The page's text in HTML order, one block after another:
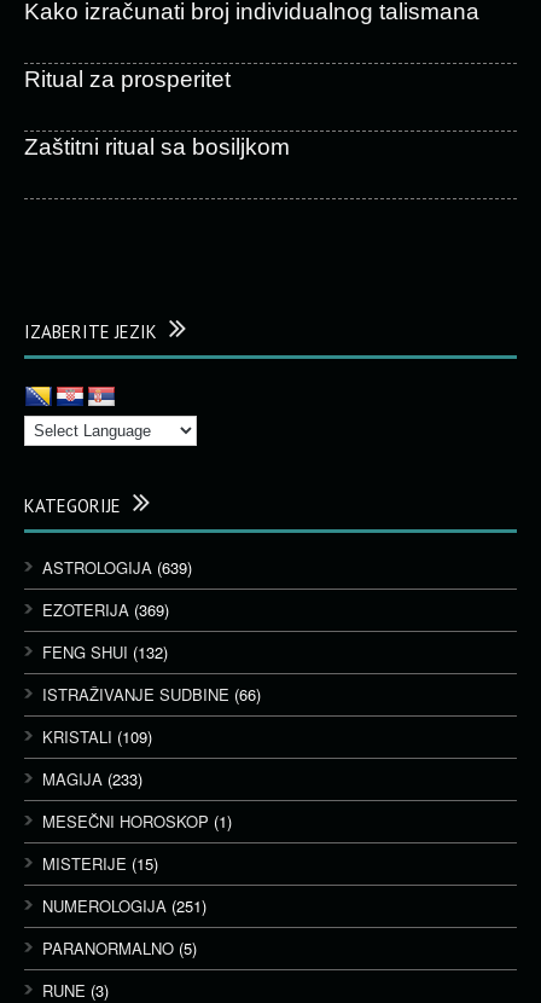
Kako izračunati broj individualnog talismana
Ritual za prosperitet
Zaštitni ritual sa bosiljkom
IZABERITE JEZIK
KATEGORIJE
ASTROLOGIJA (639)
EZOTERIJA (369)
FENG SHUI (132)
ISTRAŽIVANJE SUDBINE (66)
KRISTALI (109)
MAGIJA (233)
MESEČNI HOROSKOP (1)
MISTERIJE (15)
NUMEROLOGIJA (251)
PARANORMALNO (5)
RUNE (3)